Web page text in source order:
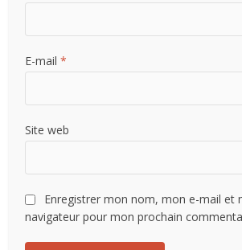
E-mail*
Site web
Enregistrer mon nom, mon e-mail et
navigateur pour mon prochain